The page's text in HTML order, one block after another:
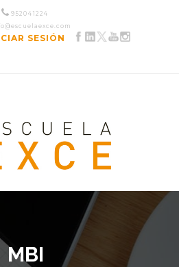
952 04 12 24
SESIÓN
MBI